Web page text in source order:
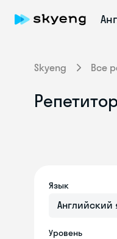
Skyeng Все
Язык
Английский
Уровень